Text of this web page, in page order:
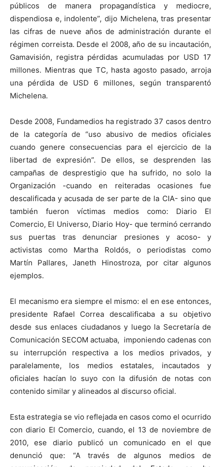
públicos de manera propagandística y mediocre,
dispendiosa e, indolente”, dijo Michelena, tras presentar
las cifras de nueve años de administración durante el
régimen correista. Desde el 2008, año de su incautación,
Gamavisión, registra pérdidas acumuladas por USD 17
millones. Mientras que TC, hasta agosto pasado, arroja
una pérdida de USD 6 millones, según transparentó
Michelena.
Desde 2008, Fundamedios ha registrado 37 casos dentro
de la categoría de “uso abusivo de medios oficiales
cuando genere consecuencias para el ejercicio de la
libertad de expresión”. De ellos, se desprenden las
campañas de desprestigio que ha sufrido, no solo la
Organización -cuando en reiteradas ocasiones fue
descalificada y acusada de ser parte de la CIA- sino que
también fueron víctimas medios como: Diario El
Comercio, El Universo, Diario Hoy- que terminó cerrando
sus puertas tras denunciar presiones y acoso- y
activistas como Martha Roldós, o periodistas como
Martín Pallares, Janeth Hinostroza, por citar algunos
ejemplos.
El mecanismo era siempre el mismo: el en ese entonces,
presidente Rafael Correa descalificaba a su objetivo
desde sus enlaces ciudadanos y luego la Secretaría de
Comunicación SECOM actuaba, imponiendo cadenas con
su interrupción respectiva a los medios privados, y
paralelamente, los medios estatales, incautados y
oficiales hacían lo suyo con la difusión de notas con
contenido similar y alineados al discurso oficial.
Esta estrategia se vio reflejada en casos como el ocurrido
con diario El Comercio, cuando, el 13 de noviembre de
2010, ese diario publicó un comunicado en el que
denunció que: “A través de algunos medios de